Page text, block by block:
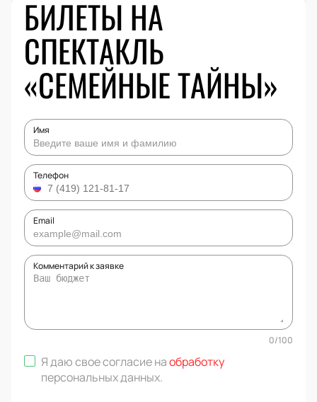
БИЛЕТЫ НА
СПЕКТАКЛЬ
«СЕМЕЙНЫЕ ТАЙНЫ»
Имя
Телефон
Email
Комментарий к заявке
0/100
Я даю свое согласие наобработку
персональных данных.